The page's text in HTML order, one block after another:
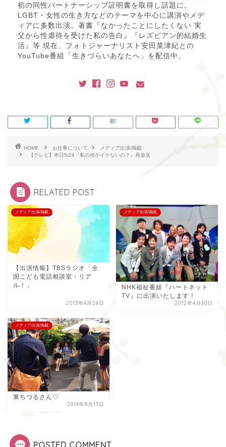
初の同性パートナーシップ証明書を取得し話題に。
LGBT・女性の生き方などのテーマを中心に講演やメデ
ィアに多数出演。著書『なかったことにしたくない 実
父から性虐待を受けた私の告白』『レズビアン的結婚生
活』等 現在、フォトジャーナリスト安田菜津紀との
YouTube番組「生きづらいあなたへ」を配信中。
HOME お仕事について
メディア出演/掲載
【テレビ】本日5/24『私の何がイケないの？』再放送
RELATED POST
メディア出演/掲載
【出演情報】TBSラジオ「全
国こども電話相談室・リア
ル！」
2013年4月26日
メディア出演/掲載
NHK福祉番組『ハートネット
TV』に出演いたします！
2012年4月30日
メディア出演/掲載
東ちづるさん♡
2014年8月13日